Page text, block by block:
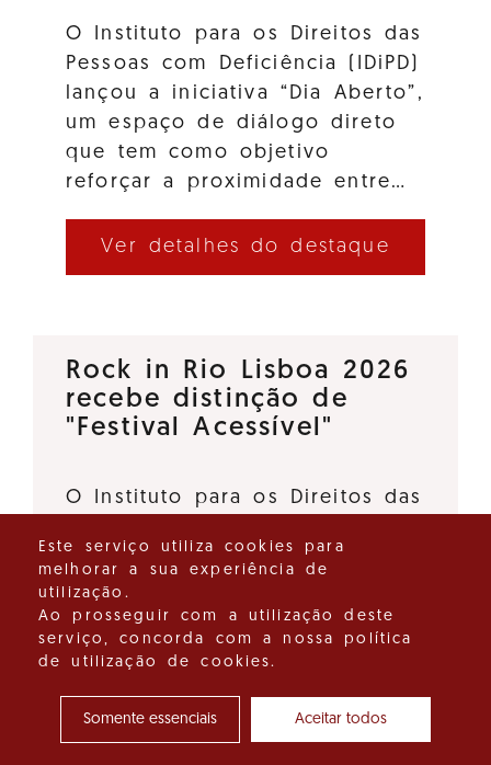
O Instituto para os Direitos das
Pessoas com Deficiência (IDiPD)
lançou a iniciativa “Dia Aberto”,
um espaço de diálogo direto
que tem como objetivo
reforçar a proximidade entre…
Ver detalhes do destaque
Rock in Rio Lisboa 2026
recebe distinção de
"Festival Acessível"
O Instituto para os Direitos das
o Turismo de Portugal, I.P.,
deliberaram atribuir a distinção
"Festival Acessível" ao Rock in
Rio Lisboa 2026, promovido…
Ver detalhes do destaque
Este serviço utiliza cookies para
melhorar a sua experiência de
utilização.
Ao prosseguir com a utilização deste
serviço, concorda com a nossa política
de utilização de cookies.
Somente essenciais Aceitar todos